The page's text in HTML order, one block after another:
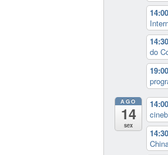
do
AGO
14
sex
14:00